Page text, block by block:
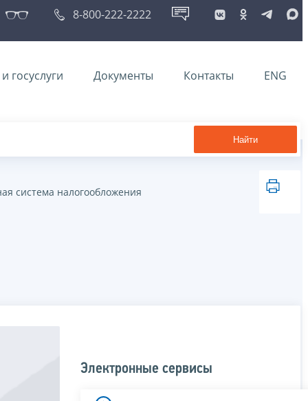
8-800-222-2222
госуслуги Документы Контакты ENG
Найти
система налогообложения
Электронные сервисы